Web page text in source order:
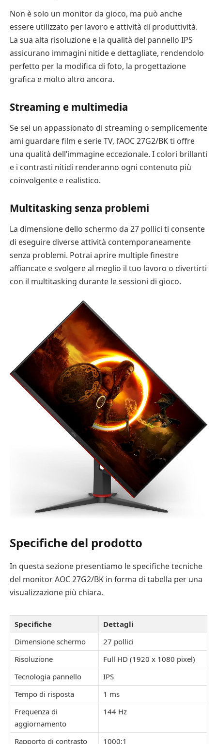
Non è solo un monitor da gioco, ma può anche
essere utilizzato per lavoro e attività di produttività.
La sua alta risoluzione e la qualità del pannello IPS
assicurano immagini nitide e dettagliate, rendendolo
perfetto per la modifica di foto, la progettazione
grafica e molto altro ancora.
Streaming e multimedia
Se sei un appassionato di streaming o semplicemente
ami guardare film e serie TV, l’AOC 27G2/BK ti offre
una qualità dell’immagine eccezionale. I colori brillanti
e i contrasti nitidi renderanno ogni contenuto più
coinvolgente e realistico.
Multitasking senza problemi
La dimensione dello schermo da 27 pollici ti consente
di eseguire diverse attività contemporaneamente
senza problemi. Potrai aprire multiple finestre
affiancate e svolgere al meglio il tuo lavoro o divertirti
con il multitasking durante le sessioni di gioco.
Specifiche del prodotto
In questa sezione presentiamo le specifiche tecniche
del monitor AOC 27G2/BK in forma di tabella per una
visualizzazione più chiara.
Specifiche
Dettagli
Dimensione schermo
27 pollici
Risoluzione
Full HD (1920 x 1080 pixel)
Tecnologia pannello
IPS
Tempo di risposta
1 ms
Frequenza di
aggiornamento
144 Hz
Rapporto di contrasto 1000:1